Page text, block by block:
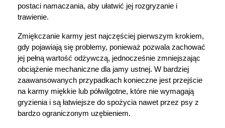
postaci namaczania, aby ułatwić jej rozgryzanie i
trawienie.
Zmiękczanie karmy jest najczęściej pierwszym krokiem,
gdy pojawiają się problemy, ponieważ pozwala zachować
jej pełną wartość odżywczą, jednocześnie zmniejszając
obciążenie mechaniczne dla jamy ustnej. W bardziej
zaawansowanych przypadkach konieczne jest przejście
na karmy miękkie lub półwilgotne, które nie wymagają
gryzienia i są łatwiejsze do spożycia nawet przez psy z
bardzo ograniczonym uzębieniem.